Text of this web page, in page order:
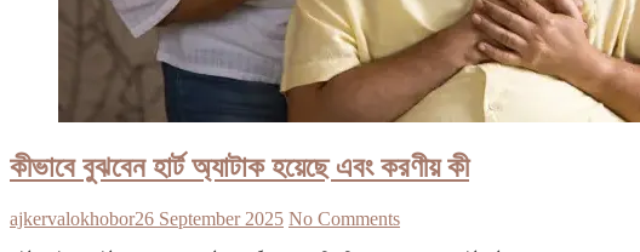
কীভাবে বুঝবেন হার্ট অ্যাটাক হয়েছে এবং করণীয় কী
ajkervalokhobor26 September 2025 No Comments